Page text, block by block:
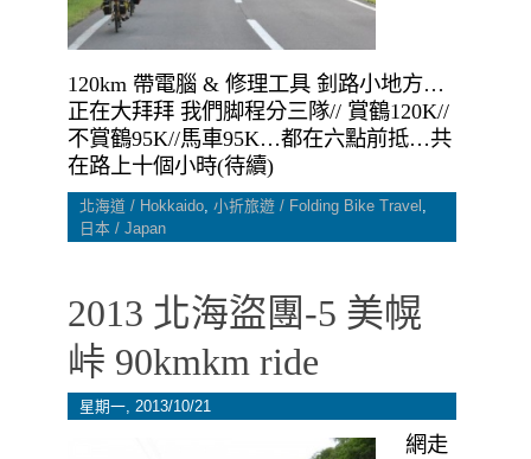
120km 帶電腦 & 修理工具 釗路小地方…
正在大拜拜 我們脚程分三隊// 賞鶴120K//
不賞鶴95K//馬車95K…都在六點前抵…共
在路上十個小時(待續)
北海道 / Hokkaido, 小折旅遊 / Folding Bike Travel ,
日本 / Japan
2013 北海盜團-5 美幌
峠 90kmkm ride
星期一, 2013/10/21
網走